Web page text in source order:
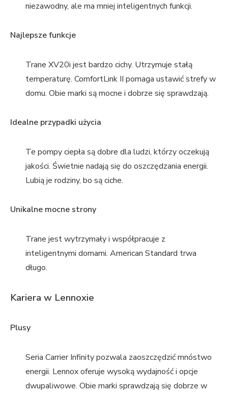
niezawodny, ale ma mniej inteligentnych funkcji.
Najlepsze funkcje
Trane XV20i jest bardzo cichy. Utrzymuje stałą
temperaturę. ComfortLink II pomaga ustawić strefy w
domu. Obie marki są mocne i dobrze się sprawdzają.
Idealne przypadki użycia
Te pompy ciepła są dobre dla ludzi, którzy oczekują
jakości. Świetnie nadają się do oszczędzania energii.
Lubią je rodziny, bo są ciche.
Unikalne mocne strony
Trane jest wytrzymały i współpracuje z
inteligentnymi domami. American Standard trwa
długo.
Kariera w Lennoxie
Plusy
Seria Carrier Infinity pozwala zaoszczędzić mnóstwo
energii. Lennox oferuje wysoką wydajność i opcje
dwupaliwowe. Obie marki sprawdzają się dobrze w